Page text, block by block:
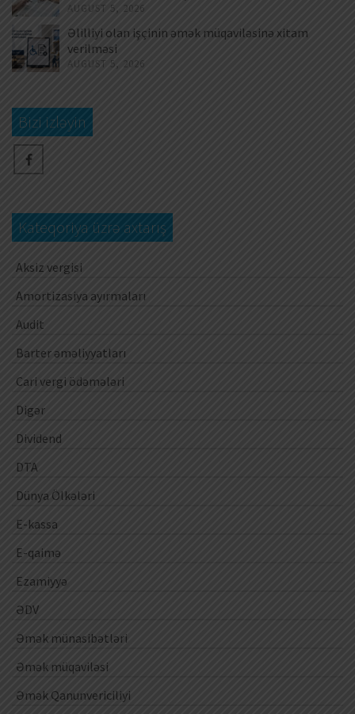
AUGUST 5, 2026
Əlilliyi olan işçinin əmək müqaviləsinə xitam
verilməsi
AUGUST 5, 2026
Bizi izləyin
Kateqoriya üzrə axtarış
Aksiz vergisi
Amortizasiya ayırmaları
Audit
Barter əməliyyatları
Cari vergi ödəmələri
Digər
Dividend
DTA
Dünya Ölkələri
E-kassa
E-qaimə
Ezamiyyə
ƏDV
Əmək münasibətləri
Əmək müqaviləsi
Əmək Qanunvericiliyi